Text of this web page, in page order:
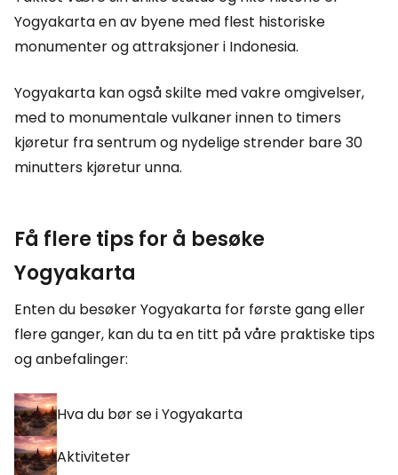
Yogyakarta en av byene med flest historiske
monumenter og attraksjoner i Indonesia.
Yogyakarta kan også skilte med vakre omgivelser,
med to monumentale vulkaner innen to timers
kjøretur fra sentrum og nydelige strender bare 30
minutters kjøretur unna.
Få flere tips for å besøke
Yogyakarta
Enten du besøker Yogyakarta for første gang eller
flere ganger, kan du ta en titt på våre praktiske tips
og anbefalinger:
Hva du bør se i Yogyakarta
Aktiviteter